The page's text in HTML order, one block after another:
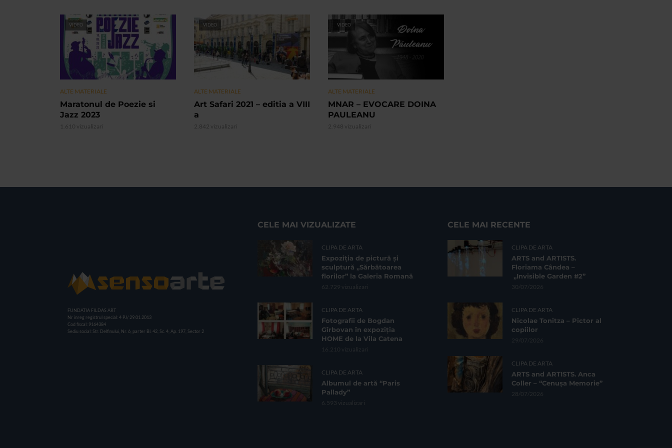
VIDEO
ALTE MATERIALE
Maratonul de Poezie si
Jazz 2023
1.610 vizualizari
VIDEO
ALTE MATERIALE
Art Safari 2021 – editia a VIII
a
2.842 vizualizari
VIDEO
ALTE MATERIALE
MNAR – EVOCARE DOINA
PAULEANU
2.948 vizualizari
FUNDATIA FILDAS ART
Nr inreg registrul special: 4 PJ/ 29.01.2013
Cod fiscal: 9164384
Sediu social: Str. Delfinului, Nr. 6, parter Bl. 42, Sc. 4, Ap. 197, Sector 2
CELE MAI VIZUALIZATE
CLIPA DE ARTA
Expoziția de pictură și
sculptură „Sărbătoarea
florilor” la Galeria Romană
62.729 vizualizari
CLIPA DE ARTA
Fotografii de Bogdan
Gîrbovan în expoziția
HOME de la Vila Catena
16.210 vizualizari
CLIPA DE ARTA
Albumul de artă “Paris
Pallady”
6.593 vizualizari
CELE MAI RECENTE
CLIPA DE ARTA
ARTS and ARTISTS.
Floriama Cândea –
„Invisible Garden #2”
30/07/2026
CLIPA DE ARTA
Nicolae Tonitza – Pictor al
copiilor
29/07/2026
CLIPA DE ARTA
ARTS and ARTISTS. Anca
Coller – “Cenușa Memorie”
28/07/2026